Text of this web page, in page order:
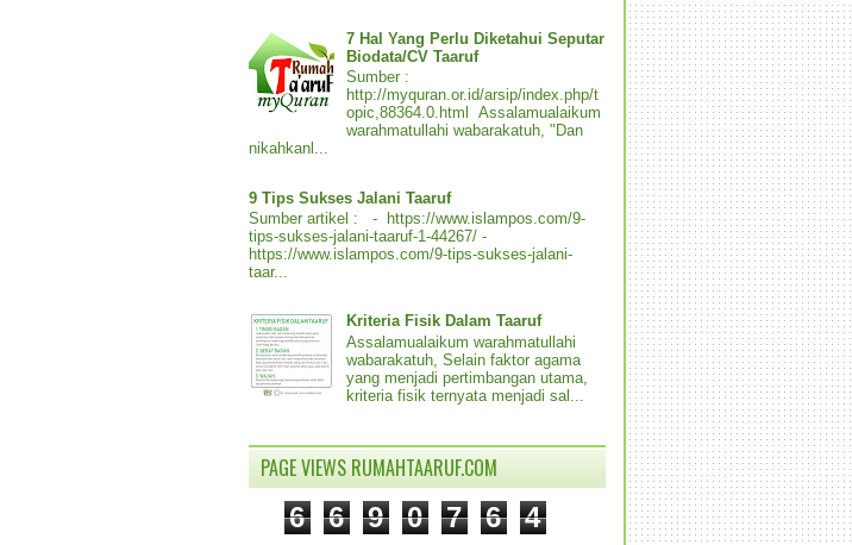
7 Hal Yang Perlu Diketahui Seputar
Biodata/CV Taaruf
Sumber :
http://myquran.or.id/arsip/index.php/t
opic,88364.0.html Assalamualaikum
warahmatullahi wabarakatuh, "Dan
nikahkanl...
9 Tips Sukses Jalani Taaruf
Sumber artikel : - https://www.islampos.com/9-
tips-sukses-jalani-taaruf-1-44267/ -
https://www.islampos.com/9-tips-sukses-jalani-
taar...
Kriteria Fisik Dalam Taaruf
Assalamualaikum warahmatullahi
wabarakatuh, Selain faktor agama
yang menjadi pertimbangan utama,
kriteria fisik ternyata menjadi sal...
PAGE VIEWS RUMAHTAARUF.COM
6 6 9 0 7 6 4